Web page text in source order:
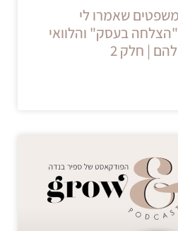
עונה #2 – משפטים שאמרו לי
בעסק" והלוואי
| חלק 2